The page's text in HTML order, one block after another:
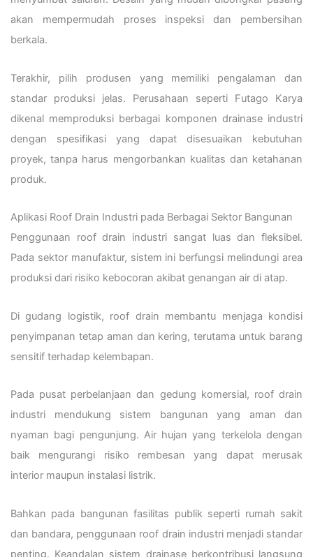
akan mempermudah proses inspeksi dan pembersihan
berkala.
Terakhir, pilih produsen yang memiliki pengalaman dan
standar produksi jelas. Perusahaan seperti Futago Karya
dikenal memproduksi berbagai komponen drainase industri
dengan spesifikasi yang dapat disesuaikan kebutuhan
proyek, tanpa harus mengorbankan kualitas dan ketahanan
produk.
Aplikasi Roof Drain Industri pada Berbagai Sektor Bangunan
Penggunaan roof drain industri sangat luas dan fleksibel.
Pada sektor manufaktur, sistem ini berfungsi melindungi area
produksi dari risiko kebocoran akibat genangan air di atap.
Di gudang logistik, roof drain membantu menjaga kondisi
penyimpanan tetap aman dan kering, terutama untuk barang
sensitif terhadap kelembapan.
Pada pusat perbelanjaan dan gedung komersial, roof drain
industri mendukung sistem bangunan yang aman dan
nyaman bagi pengunjung. Air hujan yang terkelola dengan
baik mengurangi risiko rembesan yang dapat merusak
interior maupun instalasi listrik.
Bahkan pada bangunan fasilitas publik seperti rumah sakit
dan bandara, penggunaan roof drain industri menjadi standar
penting. Keandalan sistem drainase berkontribusi langsung